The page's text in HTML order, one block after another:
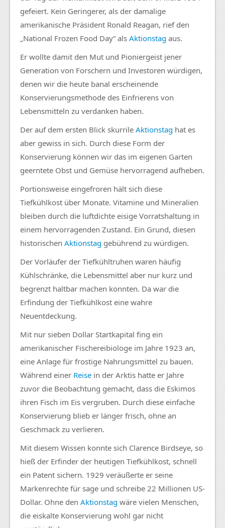
gefeiert. Kein Geringerer, als der damalige
amerikanische Präsident Ronald Reagan, rief den
„National Frozen Food Day“ als Aktionstag aus.
Er wollte damit den Mut und Pioniergeist jener
Generation von Forschern und Investoren würdigen,
denen wir die heute banal erscheinende
Konservierungsmethode des Einfrierens von
Lebensmitteln zu verdanken haben.
Der auf dem ersten Blick skurrile Aktionstag hat es
aber gewiss in sich. Durch diese Form der
Konservierung können wir das im eigenen Garten
geerntete Obst und Gemüse hervorragend aufheben.
Portionsweise eingefroren hält sich diese
Tiefkühlkost über Monate. Vitamine und Mineralien
bleiben durch die luftdichte eisige Vorratshaltung in
einem hervorragenden Zustand. Ein Grund, diesen
historischen Aktionstag gebührend zu würdigen.
Der Vorläufer der Tiefkühltruhen waren häufig
Kühlschränke, die Lebensmittel aber nur kurz und
begrenzt haltbar machen konnten. Da war die
Erfindung der Tiefkühlkost eine wahre
Neuentdeckung.
Mit nur sieben Dollar Startkapital fing ein
amerikanischer Fischereibiologe im Jahre 1923 an,
eine Anlage für frostige Nahrungsmittel zu bauen.
Während einer Reise in der Arktis hatte er Jahre
zuvor die Beobachtung gemacht, dass die Eskimos
ihren Fisch im Eis vergruben. Durch diese einfache
Konservierung blieb er länger frisch, ohne an
Geschmack zu verlieren.
Mit diesem Wissen konnte sich Clarence Birdseye, so
hieß der Erfinder der heutigen Tiefkühlkost, schnell
ein Patent sichern. 1929 veräußerte er seine
Markenrechte für sage und schreibe 22 Millionen US-
Dollar. Ohne den Aktionstag wäre vielen Menschen,
die eiskalte Konservierung wohl gar nicht